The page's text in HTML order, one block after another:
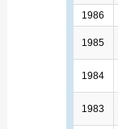
1986
1985
1984
1983